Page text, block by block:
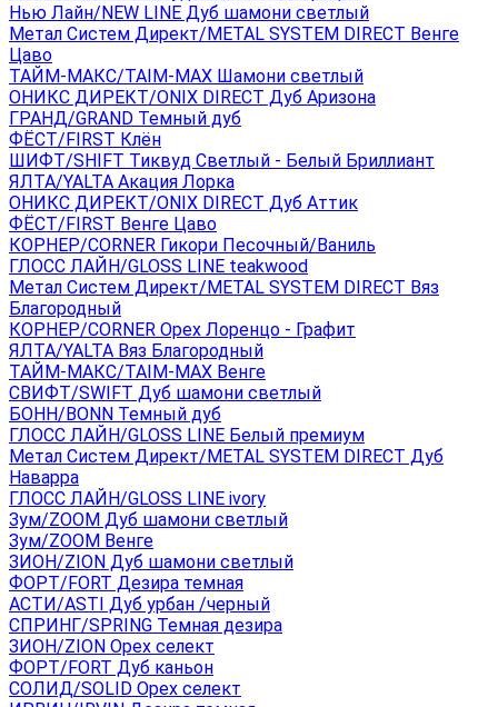
Нью Лайн/NEW LINE Дуб шамони светлый
Метал Систем Директ/METAL SYSTEM DIRECT Венге
Цаво
ТАЙМ-МАКС/TAIM-MAX Шамони светлый
ОНИКС ДИРЕКТ/ONIX DIRECT Дуб Аризона
ГРАНД/GRAND Темный дуб
ФЁСТ/FIRST Клён
ШИФТ/SHIFT Тиквуд Светлый - Белый Бриллиант
ЯЛТА/YALTA Акация Лорка
ОНИКС ДИРЕКТ/ONIX DIRECT Дуб Аттик
ФЁСТ/FIRST Венге Цаво
КОРНЕР/CORNER Гикори Песочный/Ваниль
ГЛОСС ЛАЙН/GLOSS LINE teakwood
Метал Систем Директ/METAL SYSTEM DIRECT Вяз
Благородный
КОРНЕР/CORNER Орех Лоренцо - Графит
ЯЛТА/YALTA Вяз Благородный
ТАЙМ-МАКС/TAIM-MAX Венге
СВИФТ/SWIFT Дуб шамони светлый
БОНН/BONN Темный дуб
ГЛОСС ЛАЙН/GLOSS LINE Белый премиум
Метал Систем Директ/METAL SYSTEM DIRECT Дуб
Наварра
ГЛОСС ЛАЙН/GLOSS LINE ivory
Зум/ZOOM Дуб шамони светлый
Зум/ZOOM Венге
ЗИОН/ZION Дуб шамони светлый
ФОРТ/FORT Дезира темная
АСТИ/ASTI Дуб урбан /черный
СПРИНГ/SPRING Темная дезира
ЗИОН/ZION Орех селект
ФОРТ/FORT Дуб каньон
СОЛИД/SOLID Орех селект